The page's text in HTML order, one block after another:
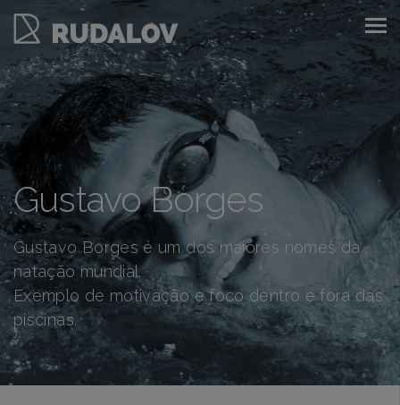
Gustavo Borges
Gustavo Borges é um dos maiores nomes da
natação mundial.
Exemplo de motivação e foco dentro e fora das
piscinas.